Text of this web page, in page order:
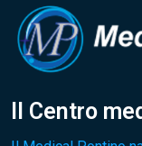
Il Centro